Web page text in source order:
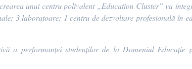
unuicentru polivalent „Education Cluster” va
3 laboratoare; 1 centru de dezvoltare profesională în
a performanței studenților de la Domeniul Educație